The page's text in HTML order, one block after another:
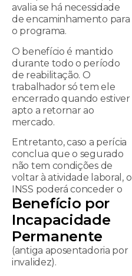
avalia se há necessidade
de encaminhamento para
o programa.
O benefício é mantido
durante todo o período
de reabilitação. O
trabalhador só tem ele
encerrado quando estiver
apto a retornar ao
mercado.
Entretanto, caso a perícia
conclua que o segurado
não tem condições de
voltar à atividade laboral, o
INSS poderá conceder o
Benefício por
Incapacidade
Permanente
(antiga aposentadoria por
invalidez).